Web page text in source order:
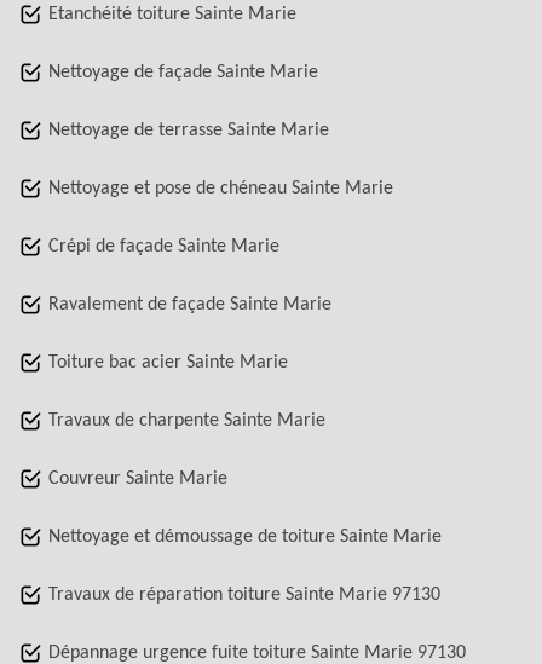
Etanchéité toiture Sainte Marie
Nettoyage de façade Sainte Marie
Nettoyage de terrasse Sainte Marie
Nettoyage et pose de chéneau Sainte Marie
Crépi de façade Sainte Marie
Ravalement de façade Sainte Marie
Toiture bac acier Sainte Marie
Travaux de charpente Sainte Marie
Couvreur Sainte Marie
Nettoyage et démoussage de toiture Sainte Marie
Travaux de réparation toiture Sainte Marie 97130
Dépannage urgence fuite toiture Sainte Marie 97130